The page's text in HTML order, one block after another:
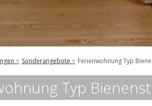
Sonderangebote Ferienwohnung Typ
Typ